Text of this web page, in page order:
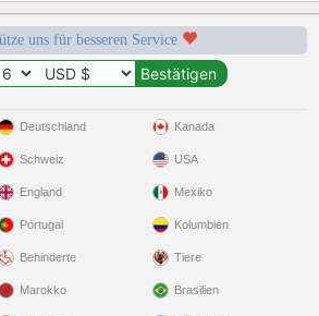
uns für besseren Service
Deutschland
Schweiz
England
Portugal
Behinderte
Kanada
USA
Mexiko
Kolumbien
Tiere
Marokko Brasilien